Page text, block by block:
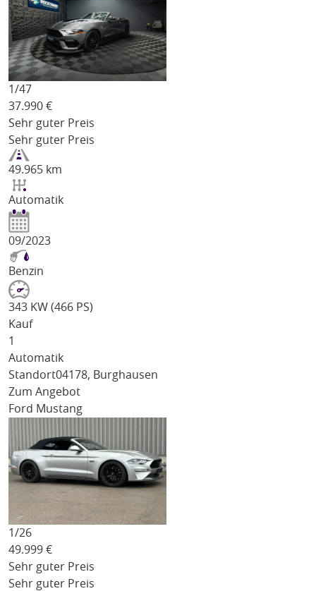
1/47
37.990 €
Sehr guter Preis
Sehr guter Preis
49.965 km
Automatik
09/2023
Benzin
343 KW (466 PS)
Kauf
1
Automatik
Standort04178, Burghausen
Zum Angebot
Ford Mustang
1/26
49.999 €
Sehr guter Preis
Sehr guter Preis